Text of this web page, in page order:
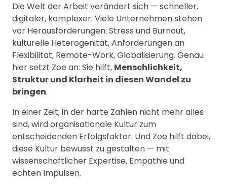
Die Welt der Arbeit verändert sich — schneller,
digitaler, komplexer. Viele Unternehmen stehen
vor Herausforderungen: Stress und Burnout,
kulturelle Heterogenität, Anforderungen an
Flexibilität, Remote-Work, Globalisierung. Genau
hier setzt Zoe an: Sie hilft, Menschlichkeit,
Struktur und Klarheit in diesen Wandel zu
bringen.
In einer Zeit, in der harte Zahlen nicht mehr alles
sind, wird organisationale Kultur zum
entscheidenden Erfolgsfaktor. Und Zoe hilft dabei,
diese Kultur bewusst zu gestalten — mit
wissenschaftlicher Expertise, Empathie und
echten Impulsen.